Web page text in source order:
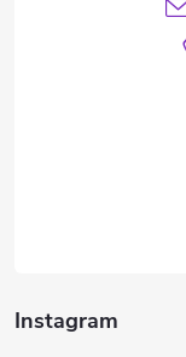
Instagram